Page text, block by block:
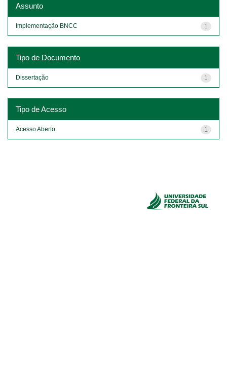
Assunto
1
Implementação BNCC
Tipo de Documento
1
Dissertação
Tipo de Acesso
1
Acesso Aberto